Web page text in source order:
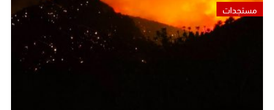
مستجدات